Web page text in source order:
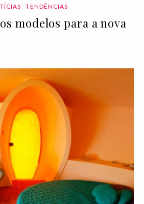
TENDÊNCIAS
modelos para a nova